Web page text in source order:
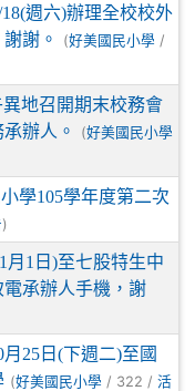
週六)辦理全校校外
謝。
(好美國民小學 /
地召開期末校務會
辦人。
(好美國民小學
學105學年度第二次
)
月1日)至七股特生中
承辦人手機，謝
25日(下週二)至國
(好美國民小學 / 322 / 活